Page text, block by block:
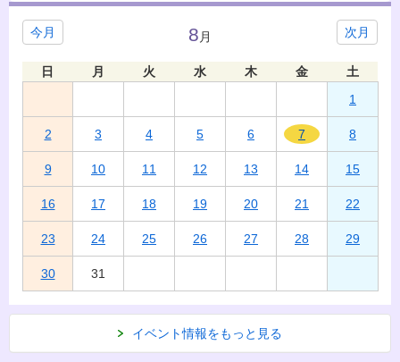
今月 次月
8 月
日 月 火 水 木 金
土
1
2 3 4 5 6 7 8
9 10 11 12 13 14 15
16 17 18 19 20 21 22
23 24 25 26 27 28 29
30 31
イベント情報をもっと見る